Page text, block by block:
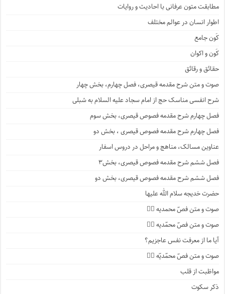
مطابقت متون عرفانی با احادیث و روایات
اطوار انسان در عوالم مختلف
کَون جامع
کَون و اکوان
حقائق و رقائق
صوت و متن شرح مقدمه قیصری، فصل چهارم، بخش چهار
شرح انفسی مناسک حج از امام سجاد علیه السلام به شبلی
فصل چهارم شرح مقدمه فصوص قیصری، بخش سوم
فصل چهارم شرح مقدمه فصوص قیصری ، بخش دو
عناوین مسالک، مناهج و مراحل در دروس اسفار
فصل ششم شرح مقدمه فصوص قیصری، بخش۳
فصل ششم شرح مقدمه فصوص قیصری، بخش دو
حضرت خدیجه سلام الله علیها
صوت و متن فصّ محمدیه ۴️⃣
صوت و متن فصّ محمّدیه ۳️⃣
آیا ما از معرفت نفس عاجزیم؟
صوت و متن فصّ محمّدیّه ۲️⃣
مواظبت از قلب
ذکر سکوت